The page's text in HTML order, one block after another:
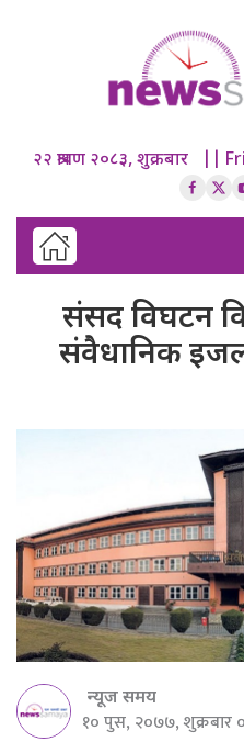
२२ श्रावण २०८३, शुक्रबार ||
संसद विघटन
संवैधानिक
न्यूज समय
१० पुस, २०७७, शुक्रबार